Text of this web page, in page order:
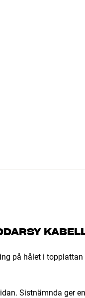
på hålet i
Sistnämnda ger